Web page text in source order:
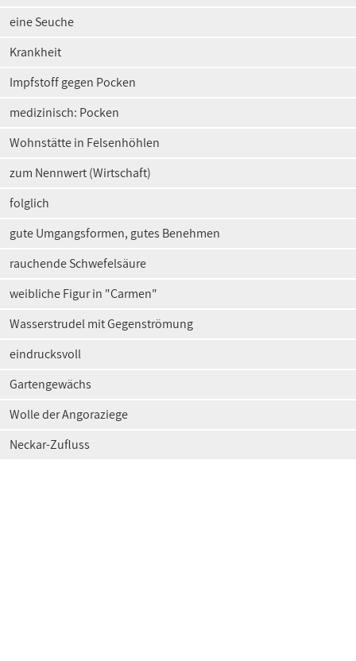
eine Seuche
Krankheit
Impfstoff gegen Pocken
medizinisch: Pocken
Wohnstätte in Felsenhöhlen
zum Nennwert (Wirtschaft)
folglich
gute Umgangsformen, gutes Benehmen
rauchende Schwefelsäure
weibliche Figur in "Carmen"
Wasserstrudel mit Gegenströmung
eindrucksvoll
Gartengewächs
Wolle der Angoraziege
Neckar-Zufluss